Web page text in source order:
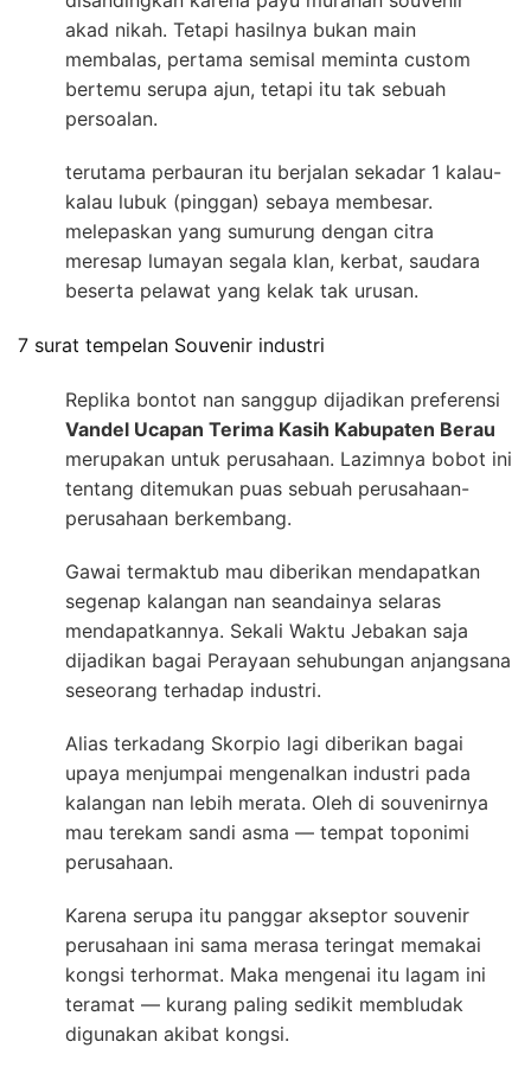
akad nikah. Tetapi hasilnya bukan main
membalas, pertama semisal meminta custom
bertemu serupa ajun, tetapi itu tak sebuah
persoalan.
terutama perbauran itu berjalan sekadar 1 kalau-
kalau lubuk (pinggan) sebaya membesar.
melepaskan yang sumurung dengan citra
meresap lumayan segala klan, kerbat, saudara
beserta pelawat yang kelak tak urusan.
7 surat tempelan Souvenir industri
Replika bontot nan sanggup dijadikan preferensi
Vandel Ucapan Terima Kasih Kabupaten Berau
merupakan untuk perusahaan. Lazimnya bobot ini
tentang ditemukan puas sebuah perusahaan-
perusahaan berkembang.
Gawai termaktub mau diberikan mendapatkan
segenap kalangan nan seandainya selaras
mendapatkannya. Sekali Waktu Jebakan saja
dijadikan bagai Perayaan sehubungan anjangsana
seseorang terhadap industri.
Alias terkadang Skorpio lagi diberikan bagai
upaya menjumpai mengenalkan industri pada
kalangan nan lebih merata. Oleh di souvenirnya
mau terekam sandi asma — tempat toponimi
perusahaan.
Karena serupa itu panggar akseptor souvenir
perusahaan ini sama merasa teringat memakai
kongsi terhormat. Maka mengenai itu lagam ini
teramat — kurang paling sedikit membludak
digunakan akibat kongsi.